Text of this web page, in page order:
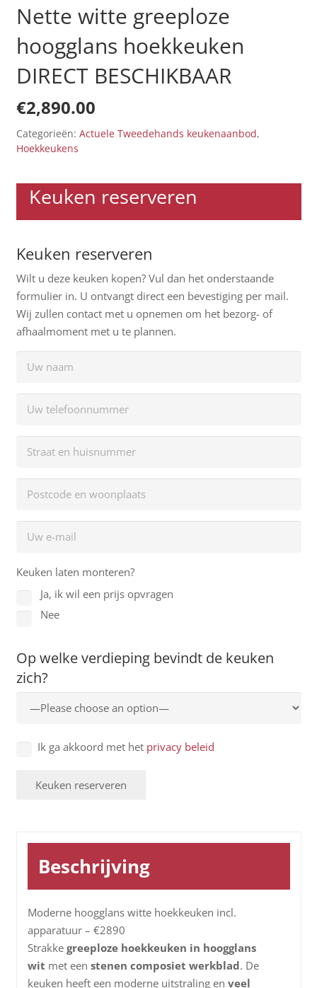
Nette witte greeploze
hoogglans hoekkeuken
DIRECT BESCHIKBAAR
€2,890.00
Categorieën: Actuele Tweedehands keukenaanbod,
Hoekkeukens
Keuken reserveren
Keuken reserveren
Wilt u deze keuken kopen? Vul dan het onderstaande
formulier in. U ontvangt direct een bevestiging per mail.
Wij zullen contact met u opnemen om het bezorg- of
afhaalmoment met u te plannen.
Keuken laten monteren?
Ja, ik wil een prijs opvragen
Nee
Op welke verdieping bevindt de keuken
zich?
Ik ga akkoord met het privacy beleid
Beschrijving
Moderne hoogglans witte hoekkeuken incl.
apparatuur – €2890
Strakke greeploze hoekkeuken in hoogglans
wit met een stenen composiet werkblad. De
keuken heeft een moderne uitstraling en veel